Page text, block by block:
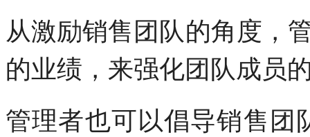
从激励销售团队的角度，
的业绩，来强化团队成员
管理者也可以倡导销售团